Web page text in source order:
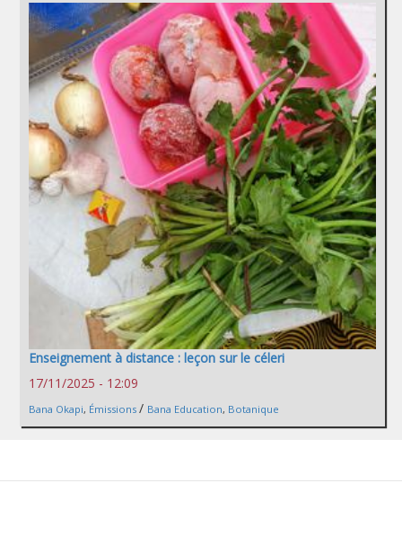
Enseignement à distance : leçon sur le céleri
17/11/2025 - 12:09
Bana Okapi, Émissions / Bana Education, Botanique